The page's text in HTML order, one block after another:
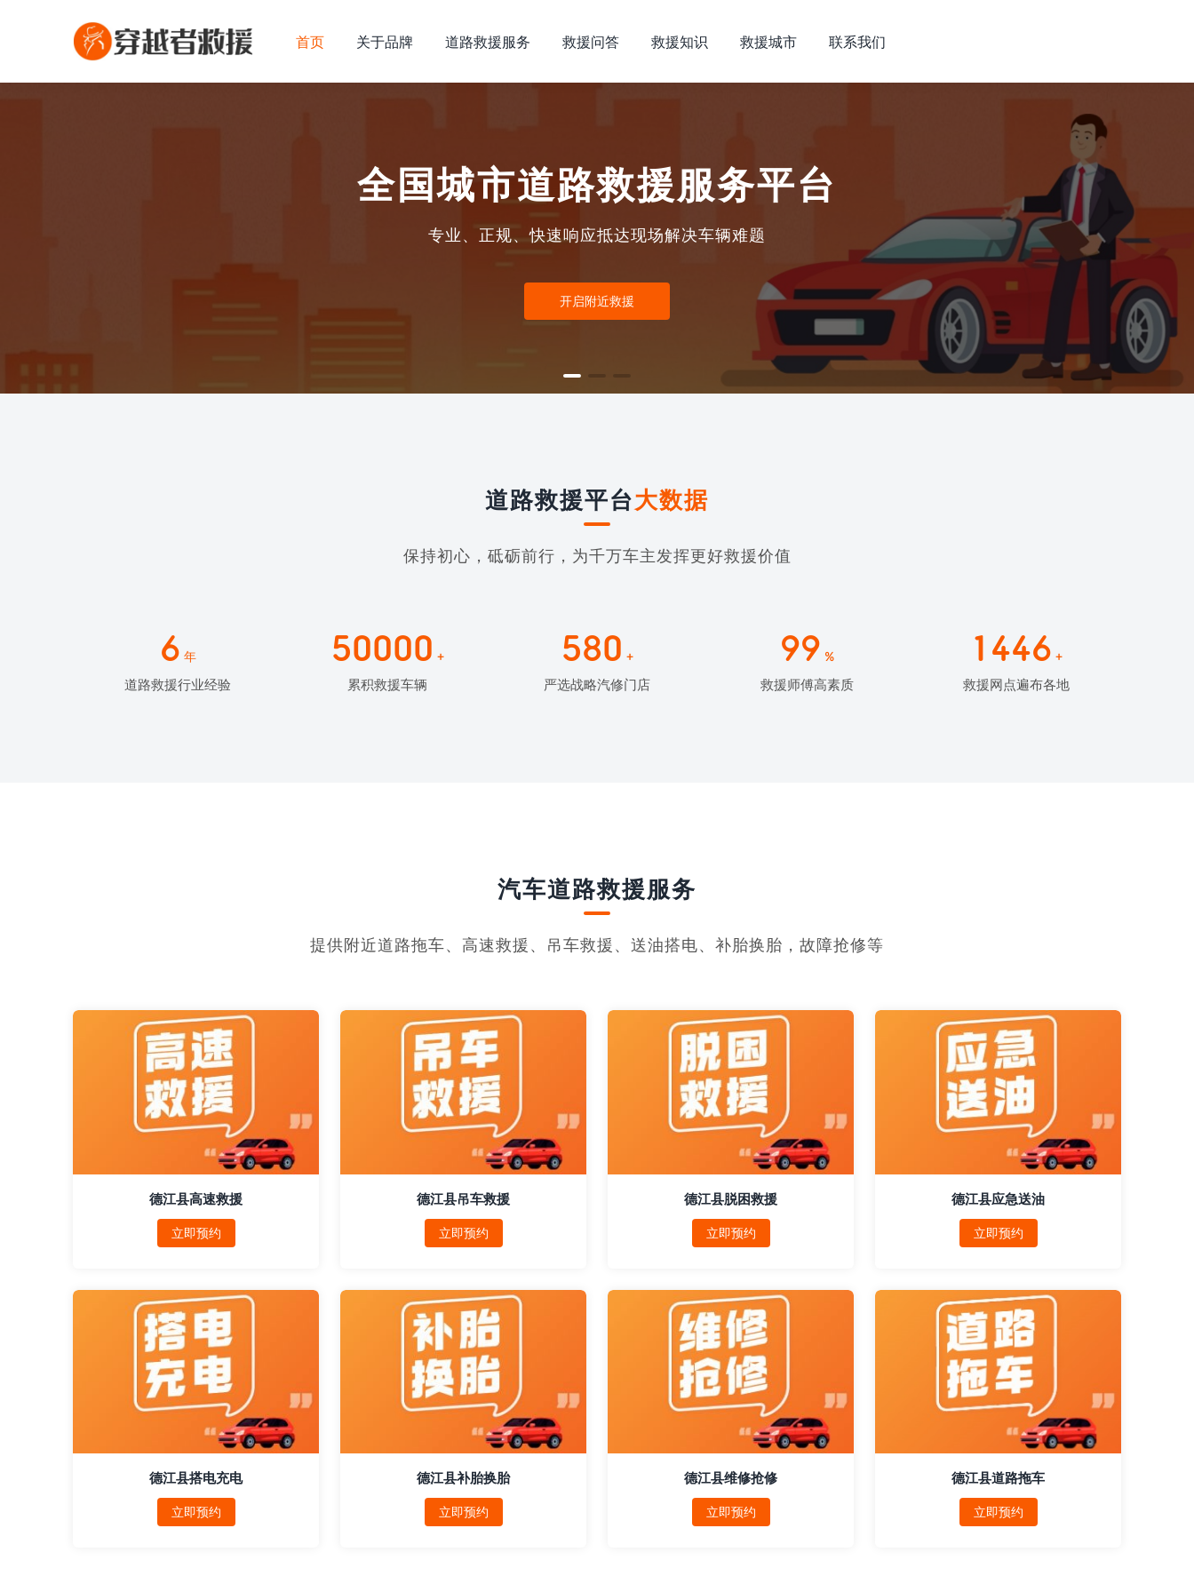
首页 关于品牌 道路救援服务 救援问答 救援知识 救援城市 联系我们
全国城市道路救援服务平台
专业、正规、快速响应抵达现场解决车辆难题
开启附近救援
道路救援平台大数据
保持初心，砥砺前行，为千万车主发挥更好救援价值
6 年
道路救援行业经验
50000 +
累积救援车辆
580 +
严选战略汽修门店
99 %
救援师傅高素质
1446 +
救援网点遍布各地
汽车道路救援服务
提供附近道路拖车、高速救援、吊车救援、送油搭电、补胎换胎，故障抢修等
德江县高速救援
立即预约
德江县吊车救援
立即预约
德江县脱困救援
立即预约
德江县应急送油
立即预约
德江县搭电充电
立即预约
德江县补胎换胎
立即预约
德江县维修抢修
立即预约
德江县道路拖车
立即预约